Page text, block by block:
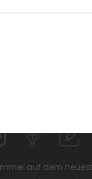
auf dem